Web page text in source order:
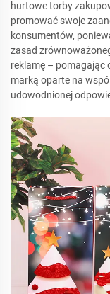
hurtowe torby
promować swoje
konsumentów,
zasad
reklamę – pomagając
marką oparte na
udowodnionej